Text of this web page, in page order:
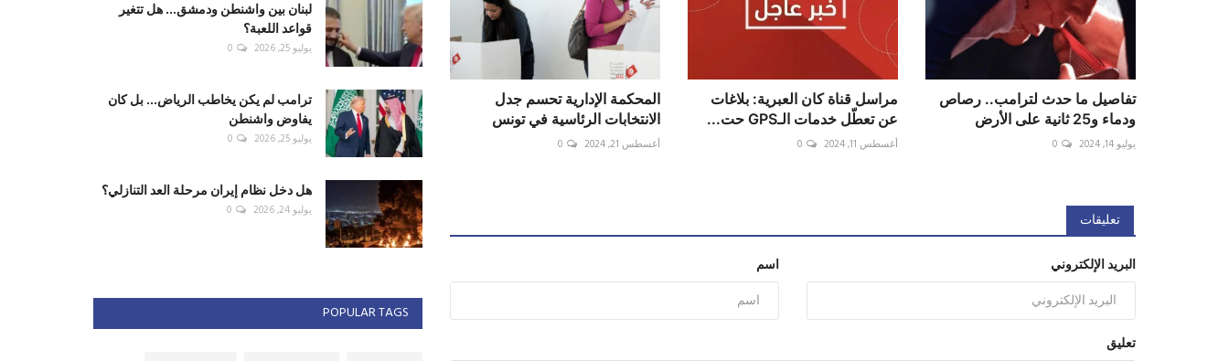
تفاصيل ما حدث لترامب.. رصاص
ودماء و25 ثانية على الأرض
يوليو 14, 2024 0
مراسل قناة كان العبرية: بلاغات
عن تعطّل خدمات الـGPS حت...
أغسطس 11, 2024 0
المحكمة الإدارية تحسم جدل
الانتخابات الرئاسية في تونس
أغسطس 21, 2024 0
تعليقات
اسم البريد الإلكتروني
تعليق
لبنان بين واشنطن ودمشق... هل تتغير
قواعد اللعبة؟
يوليو 25, 2026 0
ترامب لم يكن يخاطب الرياض... بل كان
يفاوض واشنطن
يوليو 25, 2026 0
هل دخل نظام إيران مرحلة العد التنازلي؟
يوليو 24, 2026 0
POPULAR TAGS